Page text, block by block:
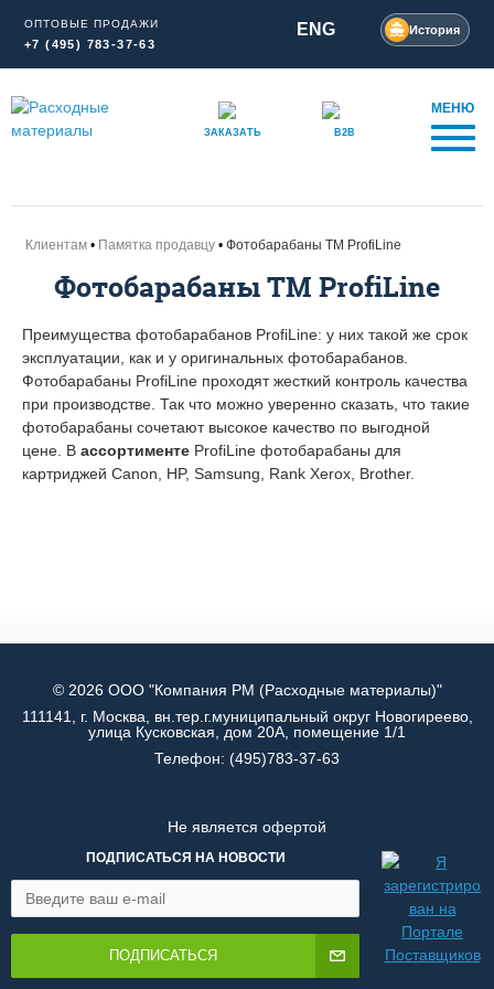
ОПТОВЫЕ ПРОДАЖИ
+7 (495) 783-37-63
ENG История
ЗАКАЗАТЬ B2B
МЕНЮ
Клиентам Памятка продавцу Фотобарабаны TM ProfiLine
Фотобарабаны TM ProfiLine
Преимущества фотобарабанов ProfiLine: у них такой же срок
эксплуатации, как и у оригинальных фотобарабанов.
Фотобарабаны ProfiLine проходят жесткий контроль качества
при производстве. Так что можно уверенно сказать, что такие
фотобарабаны сочетают высокое качество по выгодной
цене. В ассортименте ProfiLine фотобарабаны для
картриджей Canon, HP, Samsung, Rank Xerox, Brother.
© 2026 ООО "Компания РМ (Расходные материалы)"
111141, г. Москва, вн.тер.г.муниципальный округ Новогиреево,
улица Кусковская, дом 20А, помещение 1/1
Телефон: (495)783-37-63
Не является офертой
ПОДПИСАТЬСЯ НА НОВОСТИ
ПОДПИСАТЬСЯ